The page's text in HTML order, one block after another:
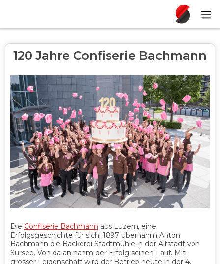
120 Jahre Confiserie Bachmann
Die Confiserie Bachmann aus Luzern, eine
Erfolgsgeschichte für sich! 1897 übernahm Anton
Bachmann die Bäckerei Stadtmühle in der Altstadt von
Sursee. Von da an nahm der Erfolg seinen Lauf. Mit
grosser Leidenschaft wird der Betrieb heute in der 4.